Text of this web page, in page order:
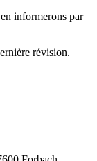
informerons par
révision.